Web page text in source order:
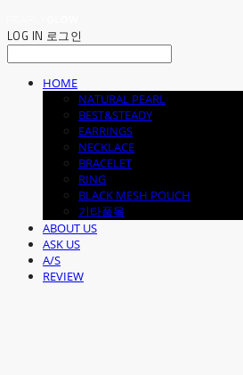
LOG IN 로그인
HOME
NATURAL PEARL
BEST&STEADY
EARRINGS
NECKLACE
BRACELET
RING
BLACK MESH POUCH
기타품목
ABOUT US
ASK US
A/S
REVIEW